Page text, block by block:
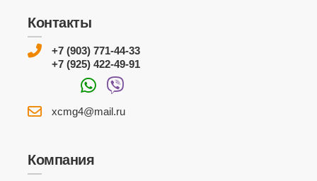
Контакты
+7 (903) 771-44-33
+7 (925) 422-49-91
xcmg4@mail.ru
Компания